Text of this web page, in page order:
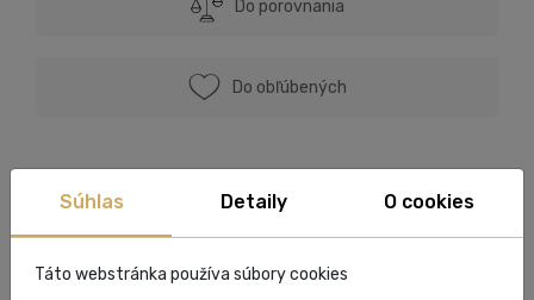
Do porovnania
Do obľúbených
Opýtajte sa priamo na tento produkt
+421 911 597900
luxuryparis999@gmail.com
Súhlas Detaily O cookies
Táto webstránka používa súbory cookies